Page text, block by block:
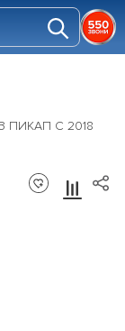
ПИКАП С 2018